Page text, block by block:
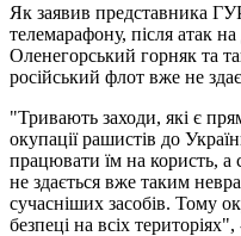
Як заявив представника
телемарафону, після атак
Оленегорський горняк та
російський флот вже не
"Тривають заходи, які є
окупації рашистів до
працювати їм на користь, а
не здається вже таким
сучасніших засобів. Тому
безпеці на всіх територіях",